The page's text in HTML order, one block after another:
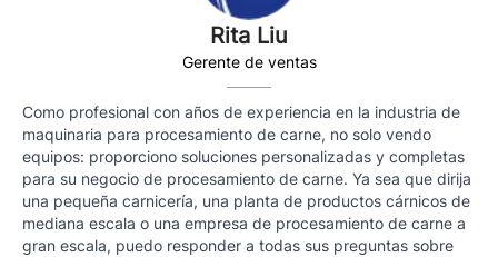
Rita Liu
Gerente de ventas
Como profesional con años de experiencia en la industria de
maquinaria para procesamiento de carne, no solo vendo
equipos: proporciono soluciones personalizadas y completas
para su negocio de procesamiento de carne. Ya sea que dirija
una pequeña carnicería, una planta de productos cárnicos de
mediana escala o una empresa de procesamiento de carne a
gran escala, puedo responder a todas sus preguntas sobre